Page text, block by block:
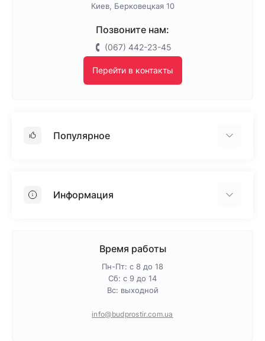
Киев, Берковецкая 10
Позвоните нам:
(067) 442-23-45
Перейти в контакты
Популярное
ПенопластИнформация
Политика конфиденциальности
Время работы
Пн-Пт: с 8 до 18
Сб: с 9 до 14
Вс: выходной
info@budprostir.com.ua